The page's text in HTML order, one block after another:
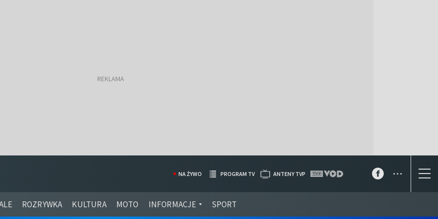
ROZRYWKA KULTURA MOTO INFORMACJE SPORT
NA ŻYWO PROGRAM TV ANTENY TVP ...